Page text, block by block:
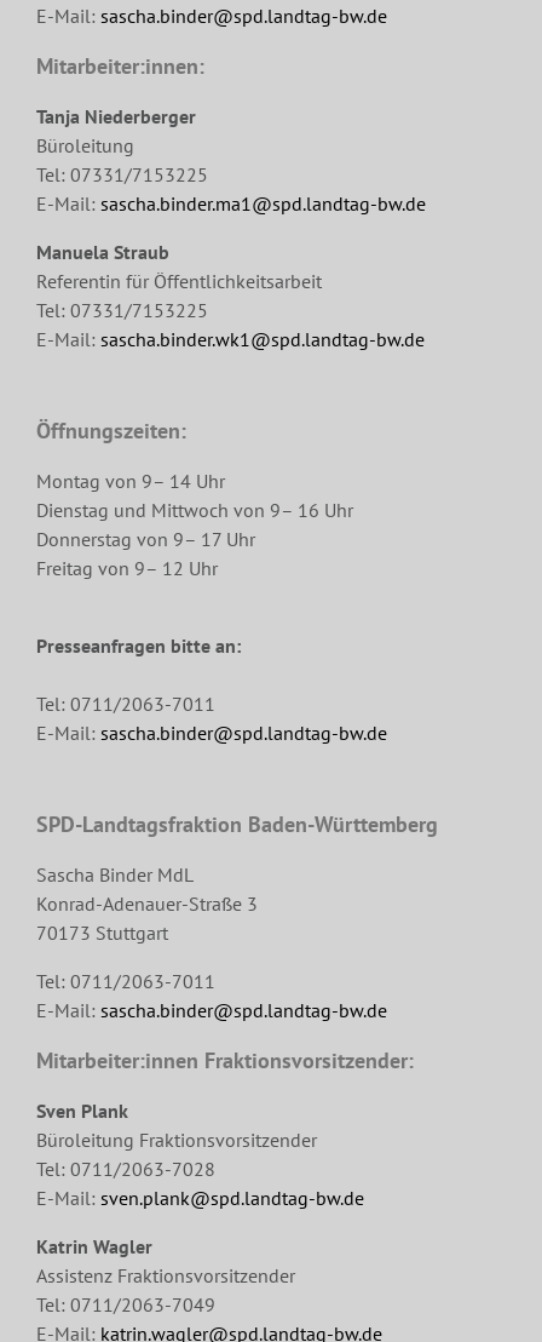
E-Mail: sascha.binder@spd.landtag-bw.de
Mitarbeiter:innen:
Tanja Niederberger
Büroleitung
Tel: 07331/7153225
E-Mail: sascha.binder.ma1@spd.landtag-bw.de
Manuela Straub
Referentin für Öffentlichkeitsarbeit
Tel: 07331/7153225
E-Mail: sascha.binder.wk1@spd.landtag-bw.de
Öffnungszeiten:
Montag von 9– 14 Uhr
Dienstag und Mittwoch von 9– 16 Uhr
Donnerstag von 9– 17 Uhr
Freitag von 9– 12 Uhr
Presseanfragen bitte an:
Tel: 0711/2063-7011
E-Mail: sascha.binder@spd.landtag-bw.de
SPD-Landtagsfraktion Baden-Württemberg
Sascha Binder MdL
Konrad-Adenauer-Straße 3
70173 Stuttgart
Tel: 0711/2063-7011
E-Mail: sascha.binder@spd.landtag-bw.de
Mitarbeiter:innen Fraktionsvorsitzender:
Sven Plank
Büroleitung Fraktionsvorsitzender
Tel: 0711/2063-7028
E-Mail: sven.plank@spd.landtag-bw.de
Katrin Wagler
Assistenz Fraktionsvorsitzender
Tel: 0711/2063-7049
E-Mail: katrin.wagler@spd.landtag-bw.de